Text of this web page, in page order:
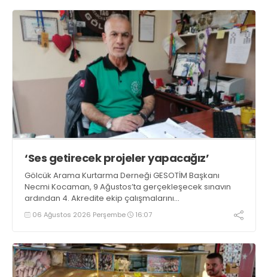
‘Ses getirecek projeler yapacağız’
Gölcük Arama Kurtarma Derneği GESOTİM Başkanı
Necmi Kocaman, 9 Ağustos’ta gerçekleşecek sınavın
ardından 4. Akredite ekip çalışmalarını
tamamlayacaklarını ifade ederek açıklamalarda
bulundu. Kocaman, “Gölcük’te ve Kocaeli genelinde ses
06 Ağustos 2026 Perşembe 16:07